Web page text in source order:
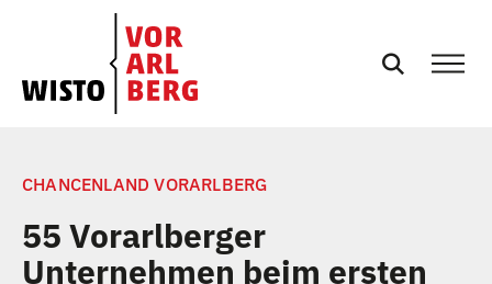
EVENTS
CHANCENLAND VORARLBERG
55 Vorarlberger
Unternehmen beim ersten